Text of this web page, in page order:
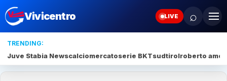
Vivicentro LIVE ⌕
TRENDING:
Juve Stabia Newscalciomercatoserie BKTsudtirolroberto